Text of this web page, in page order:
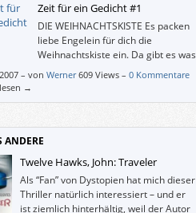
Zeit für ein Gedicht #1
DIE WEIHNACHTSKISTE Es packen
liebe Engelein für dich die
Weihnachtskiste ein. Da gibt es was
zu schauen! Doch leider guckt
der gute alte Mond herein und dem ist
zu. Wie schade! (Aus Die Himmelsküche
[…]
– von Werner 609 Views – 0 Kommentare
→
ANDERE
Twelve Hawks, John: Traveler
Als “Fan” von Dystopien hat mich dieser
Thriller natürlich interessiert – und er
ist ziemlich hinterhältig, weil der Autor